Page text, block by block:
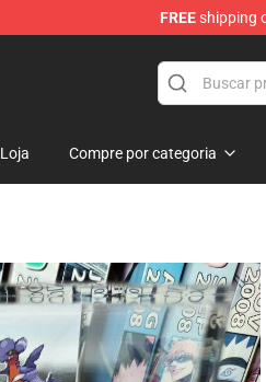
FREEshipping
Diorama
Loja Compre por categoria